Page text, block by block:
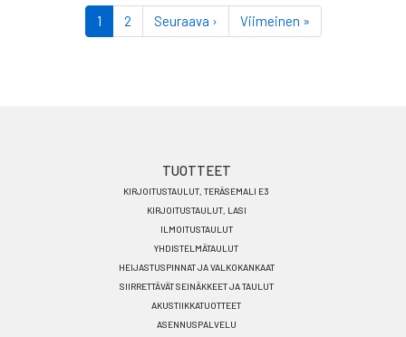
Tämänhetkinen
sivu
1 Sivu
2
Seuraava
sivu
Seuraava ›
Viimeinen
sivu
Viimeinen »
TUOTTEET
KIRJOITUSTAULUT, TERÄSEMALI E3
KIRJOITUSTAULUT, LASI
ILMOITUSTAULUT
YHDISTELMÄTAULUT
HEIJASTUSPINNAT JA VALKOKANKAAT
SIIRRETTÄVÄT SEINÄKKEET JA TAULUT
AKUSTIIKKATUOTTEET
ASENNUSPALVELU